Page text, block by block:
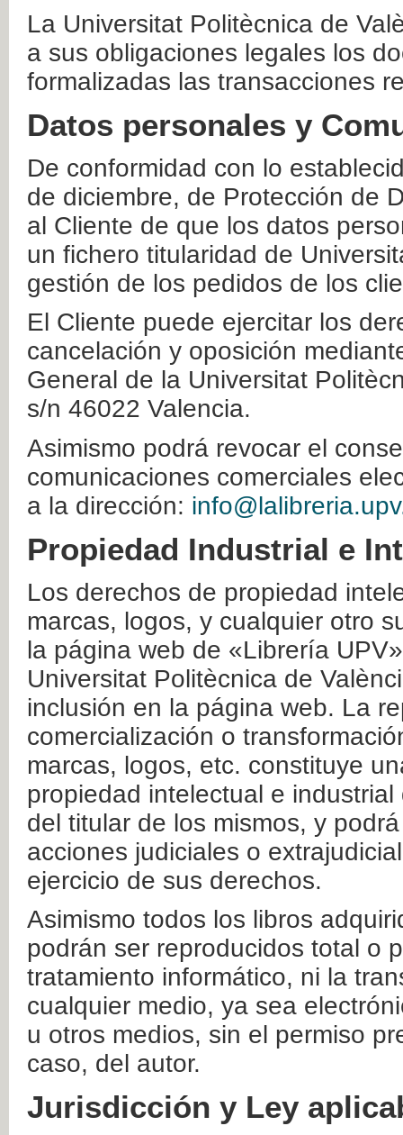
La Universitat Politècnica de
a sus obligaciones legales los
formalizadas las transacciones
Datos personales y
De conformidad con lo
de diciembre, de Protección de
al Cliente de que los datos
un fichero titularidad de
gestión de los pedidos de los
El Cliente puede ejercitar los
cancelación y oposición
General de la Universitat
s/n 46022 Valencia.
Asimismo podrá revocar el
comunicaciones comerciales
a la dirección:
Propiedad Industrial e
Los derechos de propiedad
marcas, logos, y cualquier otro
la página web de «Librería
Universitat Politècnica de
inclusión en la página web. La
comercialización o
marcas, logos, etc. constituye
propiedad intelectual e
del titular de los mismos, y
acciones judiciales o
ejercicio de sus derechos.
Asimismo todos los libros
podrán ser reproducidos total o
tratamiento informático, ni la
cualquier medio, ya sea
u otros medios, sin el permiso
caso, del autor.
Jurisdicción y Ley